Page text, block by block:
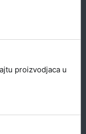
proizvodjaca u